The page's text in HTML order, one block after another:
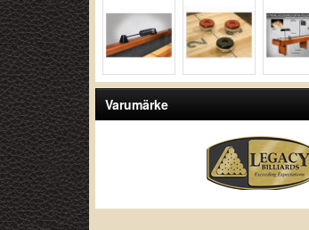
Varumärke